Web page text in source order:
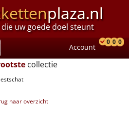
plaza.nl
uw goede doel steunt
Account
0 0 0
collectie
naar overzicht